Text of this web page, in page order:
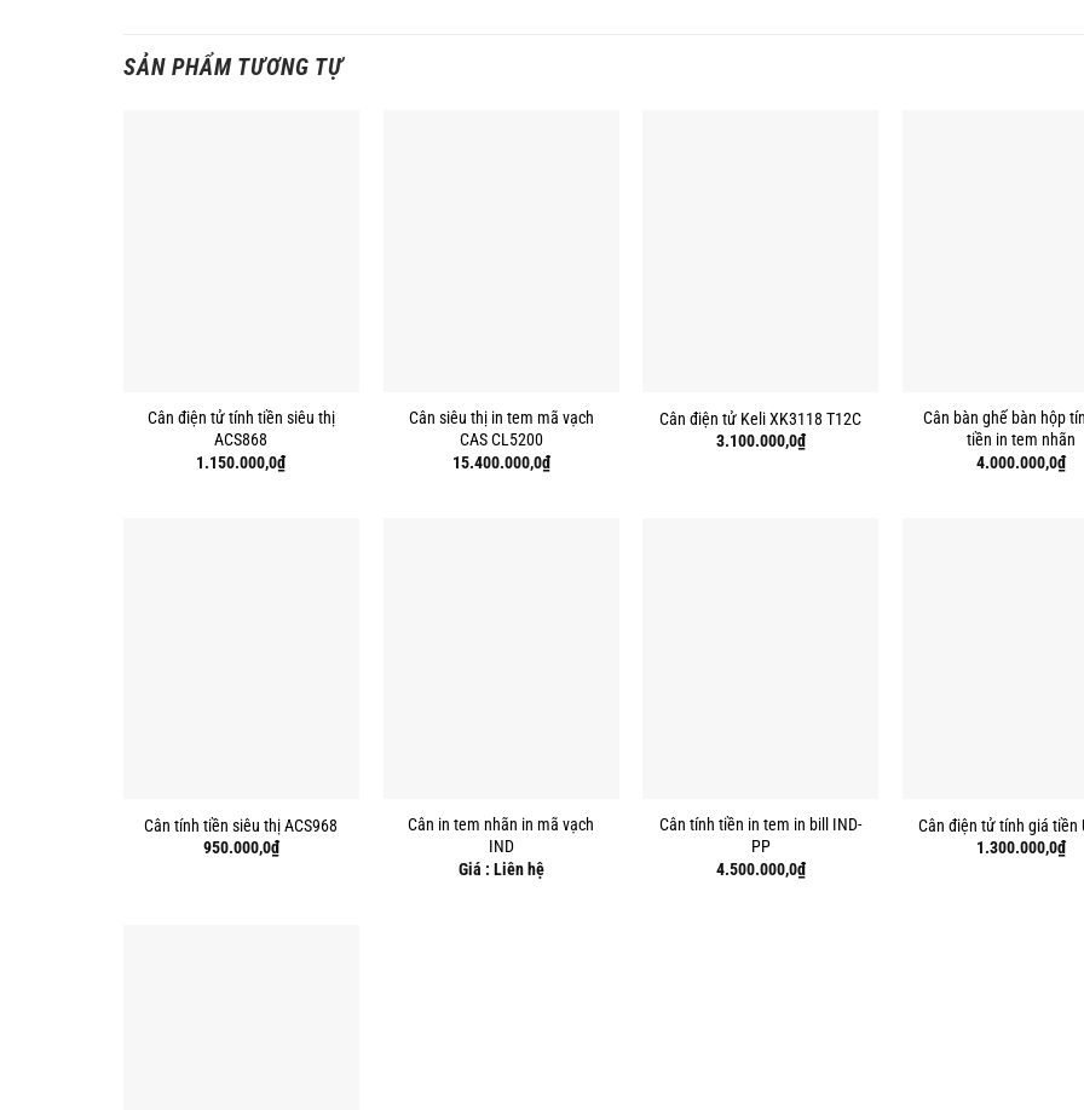
SẢN PHẨM TƯƠNG TỰ
Cân điện tử tính tiền siêu thị
ACS868
1.150.000,0₫
Cân siêu thị in tem mã vạch
CAS CL5200
15.400.000,0₫
Cân điện tử Keli XK3118 T12C
3.100.000,0₫
Cân bàn ghế bàn hộp
tiền in tem nhãn
4.000.000,0₫
Cân tính tiền siêu thị ACS968
950.000,0₫
Cân in tem nhãn in mã vạch
IND
Giá : Liên hệ
Cân tính tiền in tem in bill IND-
PP
4.500.000,0₫
Cân điện tử tính giá tiền
1.300.000,0₫